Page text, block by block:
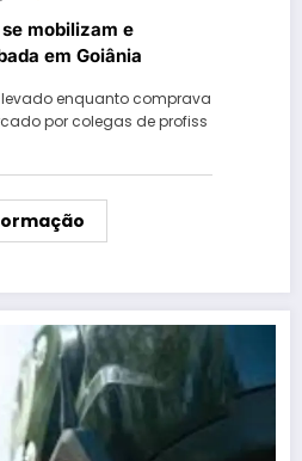
mobilizam e
em Goiânia
enquanto comprava
por colegas de profiss